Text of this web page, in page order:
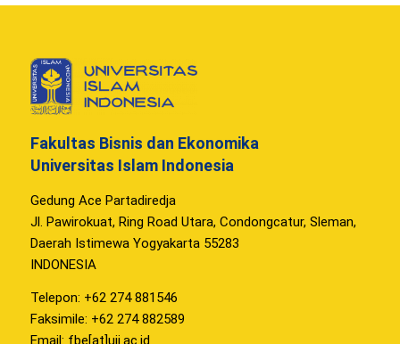
Fakultas Bisnis dan Ekonomika
Universitas Islam Indonesia
Gedung Ace Partadiredja
Jl. Pawirokuat, Ring Road Utara, Condongcatur, Sleman,
Daerah Istimewa Yogyakarta 55283
INDONESIA
Telepon: +62 274 881546
Faksimile: +62 274 882589
Email: fbe[at]uii.ac.id